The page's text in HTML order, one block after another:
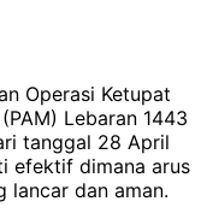
Operasi Ketupat
Lebaran 1443
tanggal 28 April
efektif dimana arus
lancar dan aman.